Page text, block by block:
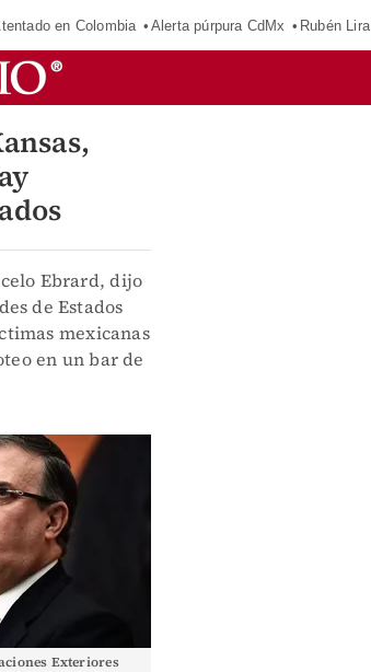
en Colombia Alerta púrpura CdMx Rubén Lira
Ebrard, dijo
de Estados
mexicanas
en un bar de
Exteriores